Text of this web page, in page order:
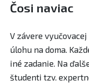
Čosi naviac
V závere
úlohu na doma.
iné zadanie. Na
študenti tzv.